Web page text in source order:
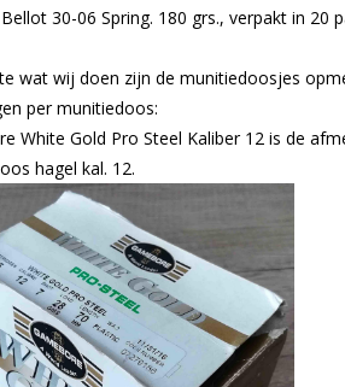
30-06 Spring. 180 grs., verpakt in 20
wat wij doen zijn de munitiedoosjes
per munitiedoos:
White Gold Pro Steel Kaliber 12 is de
hagel kal. 12.